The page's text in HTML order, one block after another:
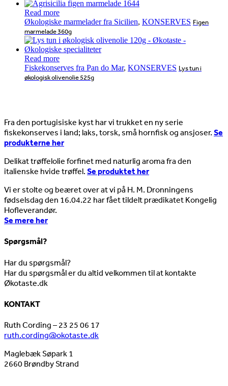
Read more
Økologiske marmelader fra Sicilien, KONSERVES Figen
marmelade 360g
Read more
Fiskekonserves fra Pan do Mar, KONSERVES Lys tun i
økologisk olivenolie 525g
Fra den portugisiske kyst har vi trukket en ny serie
fiskekonserves i land; laks, torsk, små hornfisk og ansjoser. Se
produkterne her
Delikat trøffelolie forfinet med naturlig aroma fra den
italienske hvide trøffel. Se produktet her
Vi er stolte og beæret over at vi på H. M. Dronningens
fødselsdag den 16.04.22 har fået tildelt prædikatet Kongelig
Hofleverandør.
Se mere her
Spørgsmål?
Har du spørgsmål?
Har du spørgsmål er du altid velkommen til at kontakte
Økotaste.dk
KONTAKT
Ruth Cording – 23 25 06 17
ruth.cording@okotaste.dk
Maglebæk Søpark 1
2660 Brøndby Strand